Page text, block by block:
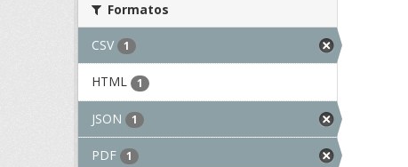
Formatos
CSV 1
HTML 1
JSON 1
PDF 1